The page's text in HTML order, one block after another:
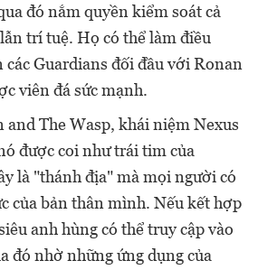
đó nắm quyền kiểm soát cả
trí tuệ. Họ có thể làm điều
Guardians đối đầu với Ronan
viên đá sức mạnh.
The Wasp, khái niệm Nexus
được coi như trái tim của
là "thánh địa" mà mọi người có
của bản thân mình. Nếu kết hợp
anh hùng có thể truy cập vào
đó nhờ những ứng dụng của